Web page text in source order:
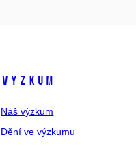
Výzkum
Náš výzkum
Dění ve výzkumu